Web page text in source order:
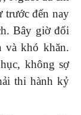
trước đến nay
Bây giờ đổi
và khó khăn.
không sợ
thi hành kỷ